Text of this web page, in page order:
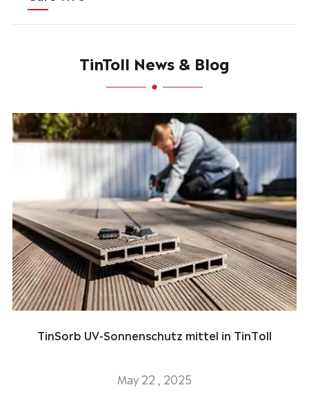
TinToll News & Blog
TinSorb UV-Sonnenschutz mittel in TinToll
May 22 , 2025